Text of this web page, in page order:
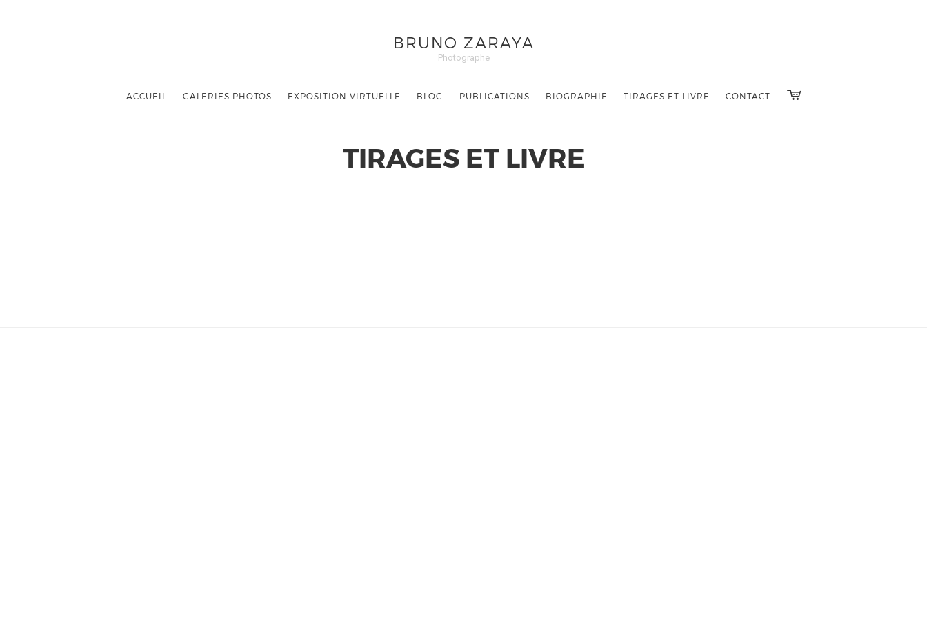
BRUNO ZARAYA
Photographe
ACCUEIL GALERIES PHOTOS EXPOSITION VIRTUELLE BLOG PUBLICATIONS BIOGRAPHIE TIRAGES ET LIVRE CONTACT
TIRAGES ET LIVRE